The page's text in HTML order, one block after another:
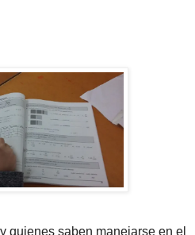
quienes saben manejarse en el